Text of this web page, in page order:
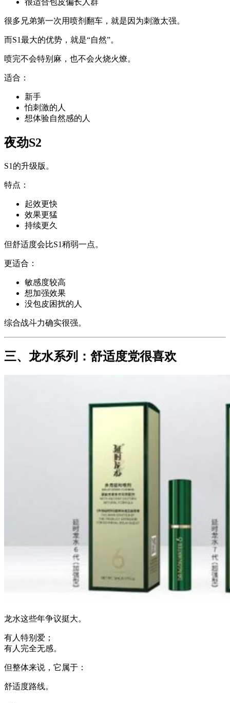
很适合包皮偏长人群
很多兄弟第一次用喷剂翻车，就是因为刺激太强。
而S1最大的优势，就是“自然”。
喷完不会特别麻，也不会火烧火燎。
适合：
新手
怕刺激的人
想体验自然感的人
夜劲S2
S1的升级版。
特点：
起效更快
效果更猛
持续更久
但舒适度会比S1稍弱一点。
更适合：
敏感度较高
想加强效果
没包皮困扰的人
综合战斗力确实很强。
三、龙水系列：舒适度党很喜欢
龙水这些年争议挺大。
有人特别爱；
有人完全无感。
但整体来说，它属于：
舒适度路线。